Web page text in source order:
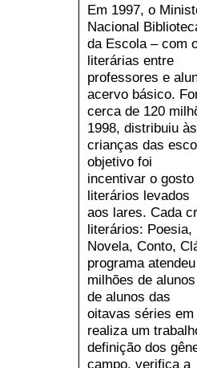
Em 1997, o
Nacional
da Escola – com
literárias entre
professores e
acervo básico.
cerca de 120
1998, distribuiu às
crianças das
objetivo foi
incentivar o
literários levados
aos lares. Cada
literários: Poesia,
Novela, Conto,
programa
milhões de
de alunos das
oitavas séries
realiza um
definição dos
campo, verifica a